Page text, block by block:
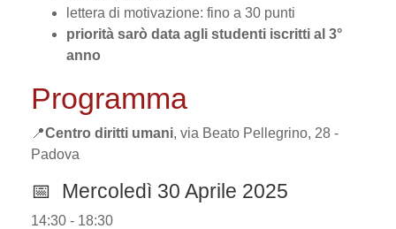
lettera di motivazione: fino a 30 punti
priorità sarò data agli studenti iscritti al 3°
anno
Programma
📍Centro diritti umani, via Beato Pellegrino, 28 -
Padova
📅 Mercoledì 30 Aprile 2025
14:30 - 18:30